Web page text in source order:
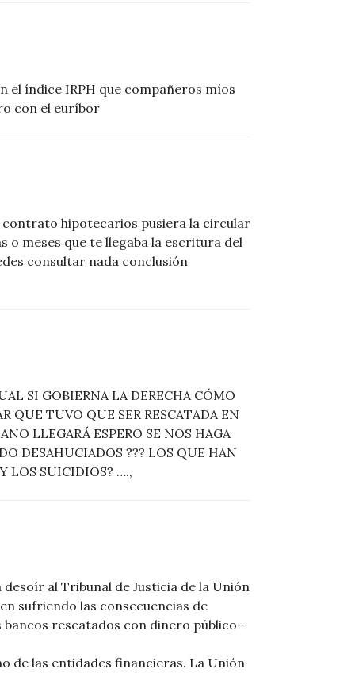
el índice IRPH que compañeros míos
con el euríbor
contrato hipotecarios pusiera la circular
o meses que te llegaba la escritura del
consultar nada conclusión
SI GOBIERNA LA DERECHA CÓMO
QUE TUVO QUE SER RESCATADA EN
LLEGARÁ ESPERO SE NOS HAGA
DESAHUCIADOS ??? LOS QUE HAN
LOS SUICIDIOS? ….,
al Tribunal de Justicia de la Unión
sufriendo las consecuencias de
rescatados con dinero público—
de las entidades financieras. La Unión